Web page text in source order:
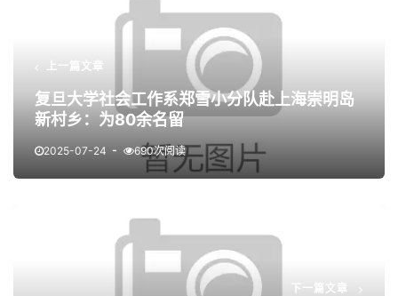
上一篇文章
复旦大学社会工作系郑雪小分队赴上海崇明岛
新村乡：为80余名留
2025-07-24 690次阅读
下一篇文章